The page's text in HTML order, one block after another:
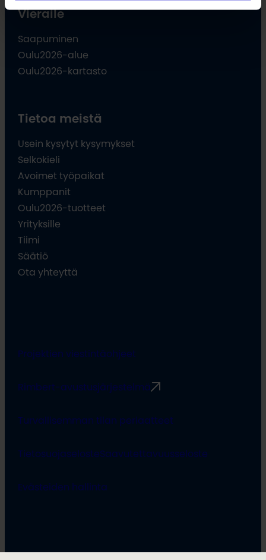
Vieraile
Saapuminen
Oulu2026-alue
Oulu2026-kartasto
Tietoa meistä
Usein kysytyt kysymykset
Selkokieli
Avoimet työpaikat
Kumppanit
Oulu2026-tuotteet
Yrityksille
Tiimi
Säätiö
Ota yhteyttä
Projektien viestintäohjeet
Rimbert-avustusjärjestelmä
Turvallisemman tilan periaatteet
TietosuojaselosteSaavutettavuusseloste
Evästeiden hallinta